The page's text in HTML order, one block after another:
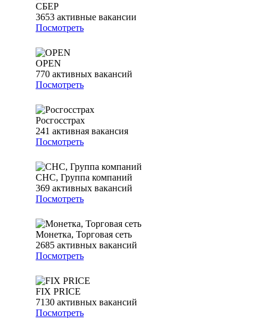
СБЕР
3653 активные вакансии
Посмотреть
OPEN
770 активных вакансий
Посмотреть
Росгосстрах
241 активная вакансия
Посмотреть
СНС, Группа компаний
369 активных вакансий
Посмотреть
Монетка, Торговая сеть
2685 активных вакансий
Посмотреть
FIX PRICE
7130 активных вакансий
Посмотреть